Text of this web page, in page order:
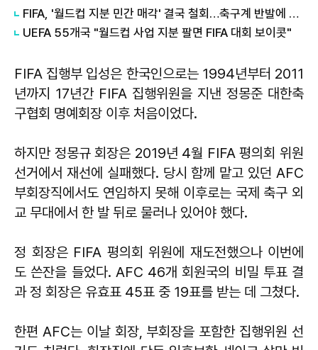
FIFA, '월드컵 지분 민간 매각' 결국 철회…축구계 반발에 백기
UEFA 55개국 "월드컵 사업 지분 팔면 FIFA 대회 보이콧"
FIFA 집행부 입성은 한국인으로는 1994년부터 2011
년까지 17년간 FIFA 집행위원을 지낸 정몽준 대한축
구협회 명예회장 이후 처음이었다.
하지만 정몽규 회장은 2019년 4월 FIFA 평의회 위원
선거에서 재선에 실패했다. 당시 함께 맡고 있던 AFC
부회장직에서도 연임하지 못해 이후로는 국제 축구 외
교 무대에서 한 발 뒤로 물러나 있어야 했다.
정 회장은 FIFA 평의회 위원에 재도전했으나 이번에
도 쓴잔을 들었다. AFC 46개 회원국의 비밀 투표 결
과 정 회장은 유효표 45표 중 19표를 받는 데 그쳤다.
한편 AFC는 이날 회장, 부회장을 포함한 집행위원 선